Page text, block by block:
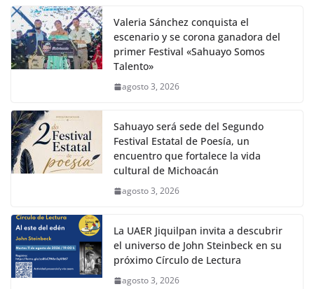
Valeria Sánchez conquista el
escenario y se corona ganadora del
primer Festival «Sahuayo Somos
Talento»
agosto 3, 2026
Sahuayo será sede del Segundo
Festival Estatal de Poesía, un
encuentro que fortalece la vida
cultural de Michoacán
agosto 3, 2026
La UAER Jiquilpan invita a descubrir
el universo de John Steinbeck en su
próximo Círculo de Lectura
agosto 3, 2026